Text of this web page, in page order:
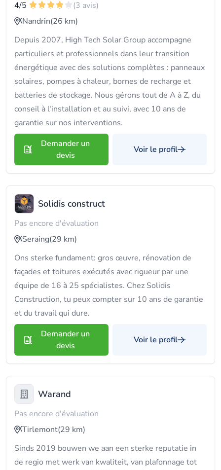
4/5
(3 avis)
Nandrin(26 km)
Depuis 2007, High Tech Solar Group accompagne
particuliers et professionnels dans leur transition
énergétique avec des solutions complètes : panneaux
solaires, pompes à chaleur, bornes de recharge et
batteries de stockage. Nous gérons tout de A à Z, du
conseil à l'installation et au suivi, avec 10 ans de
garantie sur nos interventions.
Demander un
devis
Voir le profil
Solidis construct
Pas encore d'évaluation
Seraing(29 km)
Ons sterke fundament: gros œuvre, rénovation de
façades et toitures exécutés avec rigueur par une
équipe de 16 à 25 spécialistes. Chez Solidis
Construction, tu peux compter sur 10 ans de garantie
et du travail qui dure.
Demander un
devis
Voir le profil
Warand
Pas encore d'évaluation
Tirlemont(29 km)
Sinds 2019 bouwen we aan een sterke reputatie in
de regio met werk van kwaliteit, van plafonnage tot